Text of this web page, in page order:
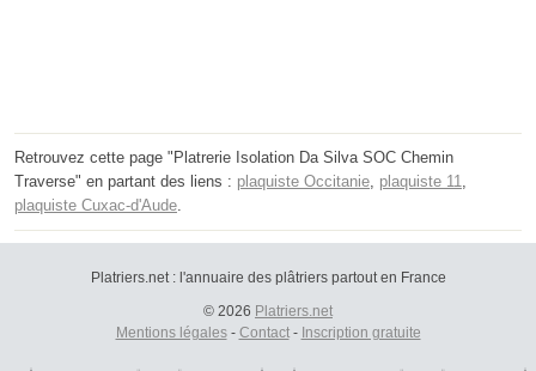
Retrouvez cette page "Platrerie Isolation Da Silva SOC Chemin
Traverse" en partant des liens : plaquiste Occitanie, plaquiste 11,
plaquiste Cuxac-d'Aude.
Platriers.net : l'annuaire des plâtriers partout en France
© 2026 Platriers.net
Mentions légales- Contact- Inscription gratuite